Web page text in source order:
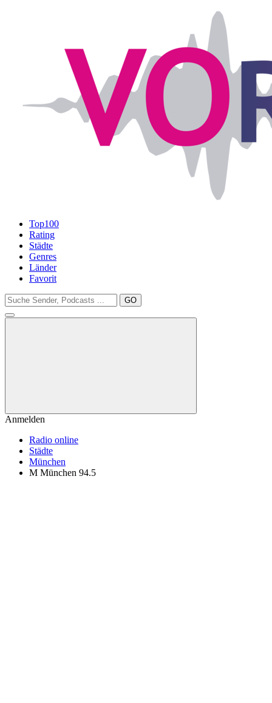
Top100
Rating
Städte
Genres
Länder
Favorit
GO
Anmelden
Radio online
Städte
München
M München 94.5